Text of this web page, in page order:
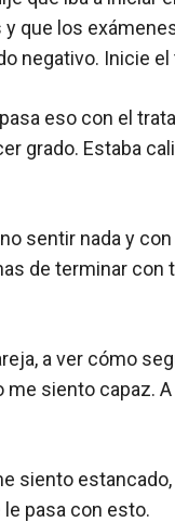
que los
negativo. Inicie
eso con el
grado. Estaba
sentir nada y
de terminar
a ver cómo
siento capaz.
siento
pasa con esto.